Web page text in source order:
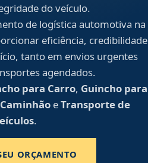
do veículo.
de logística automotiva na
eficiência, credibilidade
tanto em envios urgentes
agendados.
para Carro, Guincho para
eTransporte de
.
ORÇAMENTO